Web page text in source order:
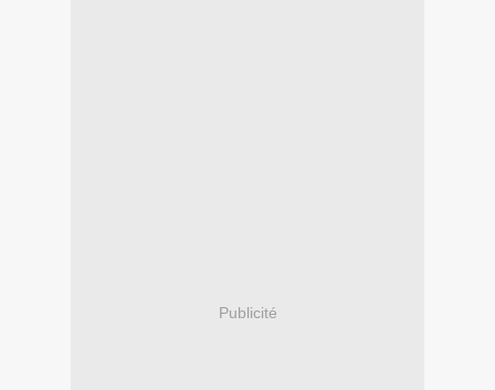
Publicité